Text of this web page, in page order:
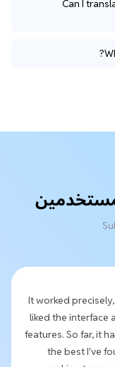
Can I
It worked
liked the interface
features. So far, it
the best I've